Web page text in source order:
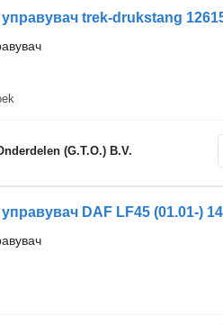
trek-drukstang
(G.T.O.) B.V.